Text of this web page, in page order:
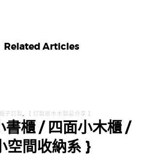
Related Articles
子訂製, 【 訂製原木木製品分享 】
書櫃 / 四面小木櫃 /
空間收納系 }